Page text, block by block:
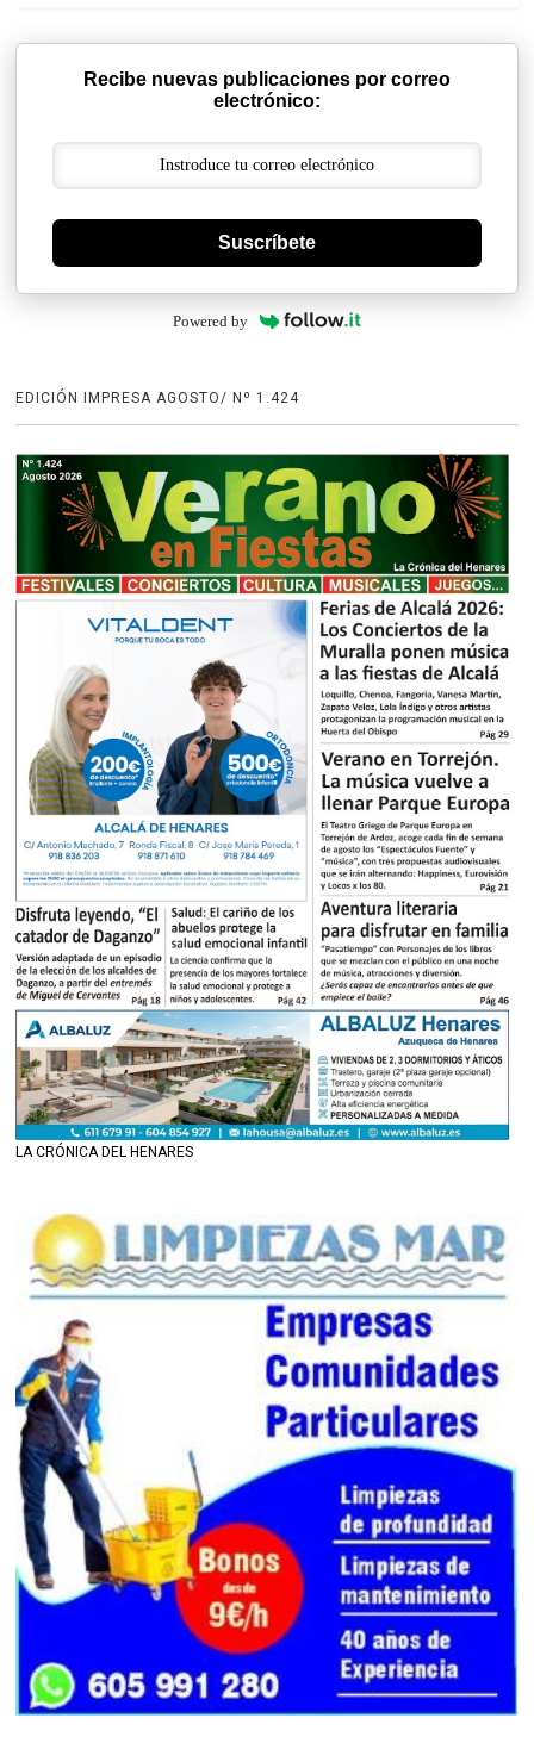
Recibe nuevas publicaciones por correo
electrónico:
Suscríbete
Powered by
EDICIÓN IMPRESA AGOSTO/ Nº 1.424
LA CRÓNICA DEL HENARES